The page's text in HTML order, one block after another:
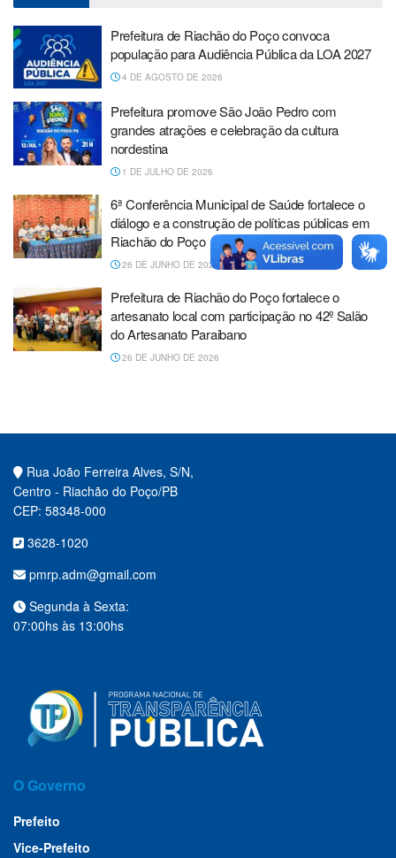
Prefeitura de Riachão do Poço convoca
população para Audiência Pública da LOA 2027
4 DE AGOSTO DE 2026
Prefeitura promove São João Pedro com
grandes atrações e celebração da cultura
nordestina
1 DE JULHO DE 2026
6ª Conferência Municipal de Saúde fortalece o
diálogo e a construção de políticas públicas em
Riachão do Poço
26 DE JUNHO DE 2026
Prefeitura de Riachão do Poço fortalece o
artesanato local com participação no 42º Salão
do Artesanato Paraibano
26 DE JUNHO DE 2026
Rua João Ferreira Alves, S/N,
Centro - Riachão do Poço/PB
CEP: 58348-000
3628-1020
pmrp.adm@gmail.com
Segunda à Sexta:
07:00hs às 13:00hs
O Governo
Prefeito
Vice-Prefeito